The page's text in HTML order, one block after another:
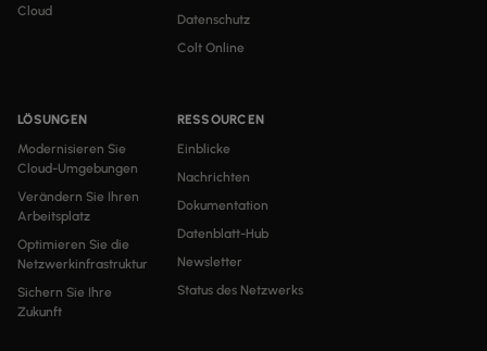
Cloud
LÖSUNGEN
Modernisieren Sie
Cloud-Umgebungen
Verändern Sie Ihren
Arbeitsplatz
Optimieren Sie die
Netzwerkinfrastruktur
Sichern Sie Ihre
Zukunft
RESSOURCEN
Einblicke
Nachrichten
Dokumentation
Datenblatt-Hub
Newsletter
Status des Netzwerks
Datenschutz
Colt Online